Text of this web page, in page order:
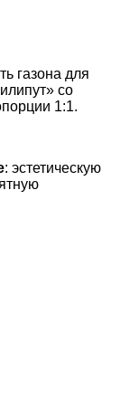
газона для
со
1:1.
: эстетическую